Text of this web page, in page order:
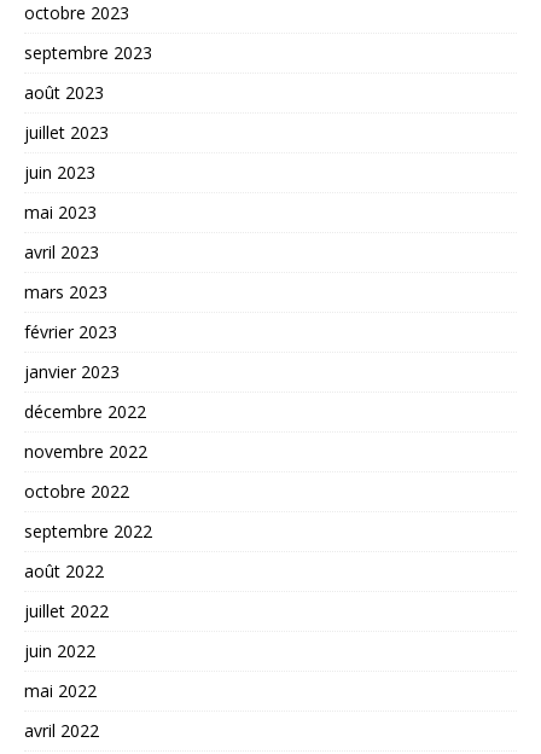
octobre 2023
septembre 2023
août 2023
juillet 2023
juin 2023
mai 2023
avril 2023
mars 2023
février 2023
janvier 2023
décembre 2022
novembre 2022
octobre 2022
septembre 2022
août 2022
juillet 2022
juin 2022
mai 2022
avril 2022